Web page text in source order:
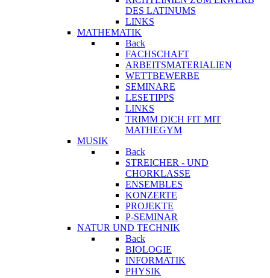
DES LATINUMS
LINKS
MATHEMATIK
Back
FACHSCHAFT
ARBEITSMATERIALIEN
WETTBEWERBE
SEMINARE
LESETIPPS
LINKS
TRIMM DICH FIT MIT
MATHEGYM
MUSIK
Back
STREICHER - UND
CHORKLASSE
ENSEMBLES
KONZERTE
PROJEKTE
P-SEMINAR
NATUR UND TECHNIK
Back
BIOLOGIE
INFORMATIK
PHYSIK